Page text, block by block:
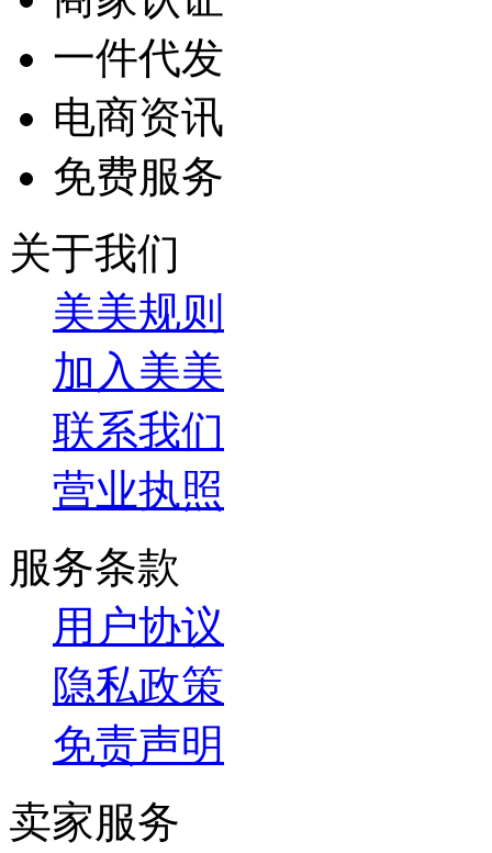
一件代发
电商资讯
免费服务
关于我们
美美规则
加入美美
联系我们
营业执照
服务条款
用户协议
隐私政策
免责声明
卖家服务